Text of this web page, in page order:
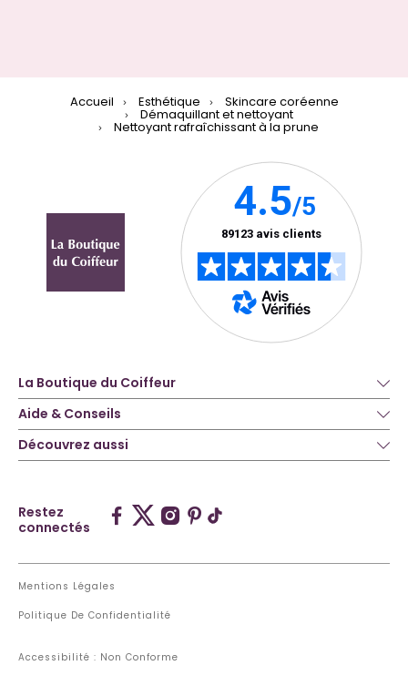
Accueil Esthétique Skincare coréenne
Démaquillant et nettoyant
Nettoyant rafraîchissant à la prune
La Boutique du Coiffeur
Aide & Conseils
Découvrez aussi
Restez
connectés
Mentions Légales
Politique De Confidentialité
Accessibilité : Non Conforme